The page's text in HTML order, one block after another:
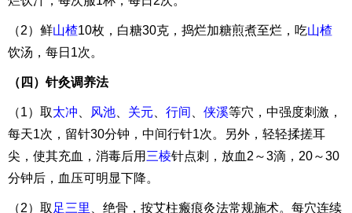
（2）鲜山楂10枚，白糖30克，捣烂加糖煎煮至烂，吃山楂
饮汤，每日1次。
（四）针灸调养法
（1）取太冲 风池 关元 行间 侠溪等穴，中强度刺激，
每天1次，留针30分钟，中间行针1次。另外，轻轻揉搓耳
尖，使其充血，消毒后用 三棱针点刺，放血2～3滴，20～30
分钟后，血压可明显下降。
（2）取 足三里
、绝骨，按艾柱瘢痕灸法常规施术。每穴连续